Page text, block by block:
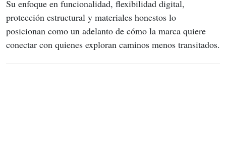
Su enfoque en funcionalidad, flexibilidad digital,
protección estructural y materiales honestos lo
posicionan como un adelanto de cómo la marca quiere
conectar con quienes exploran caminos menos transitados.